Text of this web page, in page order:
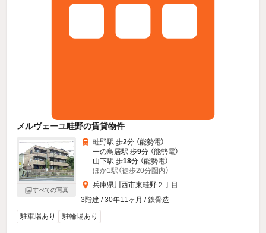
メルヴェーユ畦野の賃貸物件
すべての写真
畦野駅 歩2分 （能勢電）
一の鳥居駅 歩9分 （能勢電）
山下駅 歩18分 （能勢電）
ほか1駅（徒歩20分圏内）
兵庫県川西市東畦野２丁目
3階建 / 30年11ヶ月 / 鉄骨造
駐車場あり
駐輪場あり